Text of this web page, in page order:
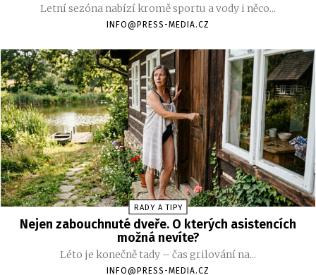
Letní sezóna nabízí kromě sportu a vody i něco...
INFO@PRESS-MEDIA.CZ
RADY A TIPY
Nejen zabouchnuté dveře. O kterých asistencích
možná nevíte?
Léto je konečně tady – čas grilování na...
INFO@PRESS-MEDIA.CZ